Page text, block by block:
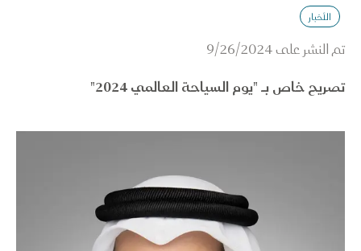
الأخبار
تم النشر على9/26/2024
تصريح خاص بـ "يوم السياحة العالمي 2024
"